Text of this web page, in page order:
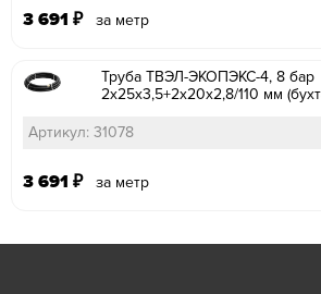
3 691 ₽ за метр
Труба ТВЭЛ-ЭКОПЭКС-4, 8 бар
2х25х3,5+2х20х2,8/110 мм
Артикул: 31078
3 691 ₽ за метр